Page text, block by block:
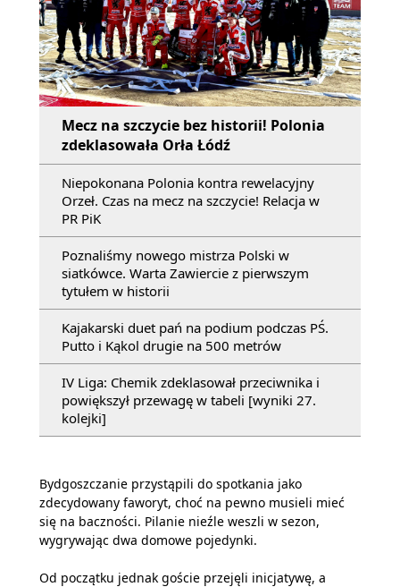
Mecz na szczycie bez historii! Polonia
zdeklasowała Orła Łódź
Niepokonana Polonia kontra rewelacyjny
Orzeł. Czas na mecz na szczycie! Relacja w
PR PiK
Poznaliśmy nowego mistrza Polski w
siatkówce. Warta Zawiercie z pierwszym
tytułem w historii
Kajakarski duet pań na podium podczas PŚ.
Putto i Kąkol drugie na 500 metrów
IV Liga: Chemik zdeklasował przeciwnika i
powiększył przewagę w tabeli [wyniki 27.
kolejki]
Bydgoszczanie przystąpili do spotkania jako
zdecydowany faworyt, choć na pewno musieli mieć
się na baczności. Pilanie nieźle weszli w sezon,
wygrywając dwa domowe pojedynki.
Od początku jednak goście przejęli inicjatywę, a